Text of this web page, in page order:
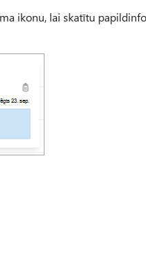
ikonu, lai skatītu